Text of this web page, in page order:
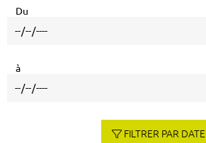
Du
à
FILTRER PAR DATE